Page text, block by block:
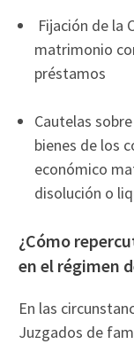
Fijación de la
matrimonio
préstamos
Cautelas
bienes de los
económico
disolución o
¿Cómo
en el régimen
En las
Juzgados de